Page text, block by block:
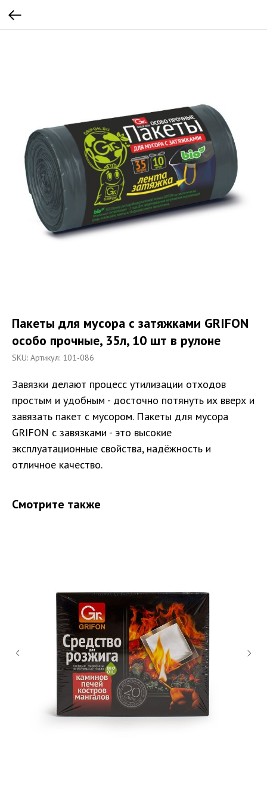
Пакеты для мусора с затяжками GRIFON
особо прочные, 35л, 10 шт в рулоне
SKU: Артикул: 101-086
Завязки делают процесс утилизации отходов
простым и удобным - досточно потянуть их вверх и
завязать пакет с мусором. Пакеты для мусора
GRIFON с завязками - это высокие
эксплуатационные свойства, надёжность и
отличное качество.
Смотрите также